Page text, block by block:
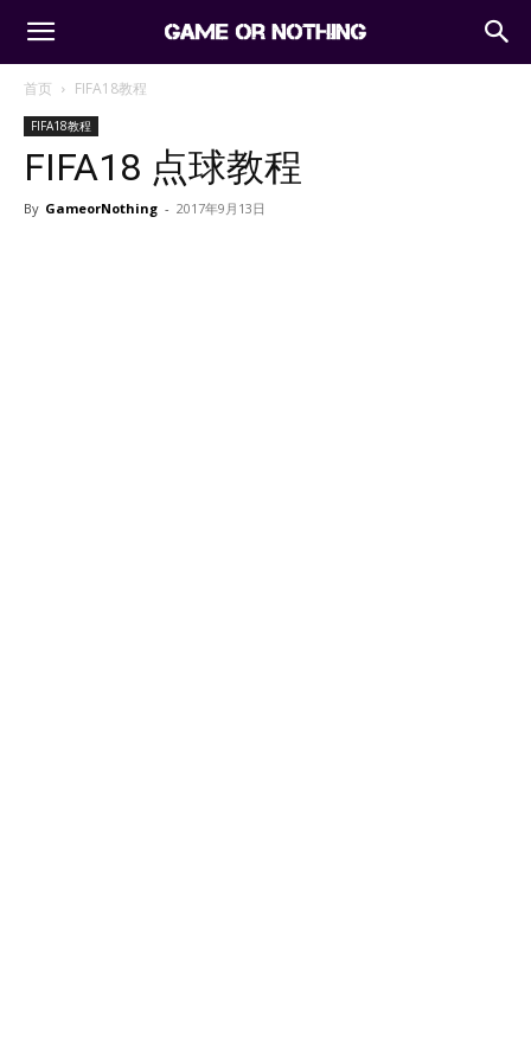
首页 FIFA18教程
FIFA18教程
FIFA18 点球教程
By GameorNothing - 2017年9月13日